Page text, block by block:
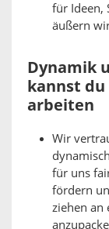
für Ideen,
äußern
Dynamik
kannst du
arbeiten
Wir
für uns
fördern
ziehen an